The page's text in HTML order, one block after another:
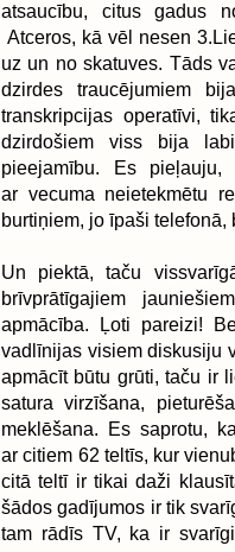
atsaucību, citus gadus
Atceros, kā vēl nesen
uz un no skatuves. Tāds
dzirdes traucējumiem
transkripcijas operatīvi,
dzirdošiem viss bija
pieejamību. Es
ar vecuma neietekmētu
burtiņiem, jo īpaši
Un piektā, taču
brīvprātīgajiem
apmācība. Ļoti pareizi!
vadlīnijas visiem diskusiju
apmācīt būtu grūti, taču ir
satura virzīšana,
meklēšana. Es saprotu,
ar citiem 62 teltīs, kur
citā teltī ir tikai daži
šādos gadījumos ir tik
tam rādīs TV, ka ir